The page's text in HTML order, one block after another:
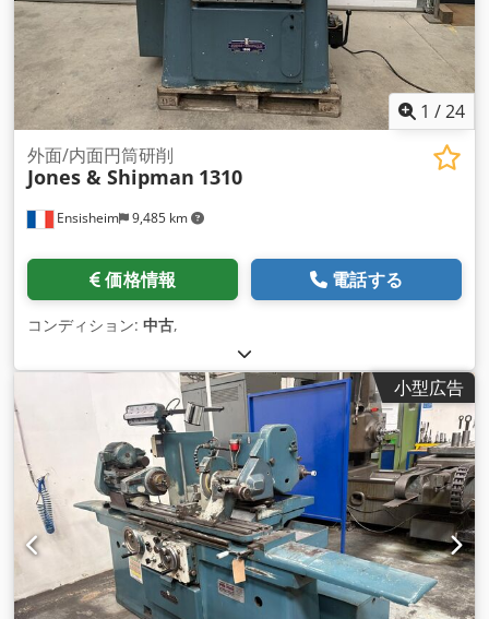
1 /24
Ensisheim 9,485 km
外面/内面円筒研削
Jones & Shipman 1310
価格情報 電話する
コンディション: 中古,
小型広告